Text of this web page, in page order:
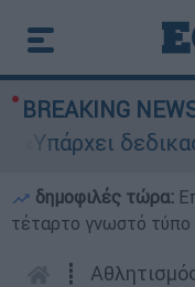
BREAKING
δεδικασμένο
δημοφιλές τώρα:
τέταρτο γνωστό τύπο
┋